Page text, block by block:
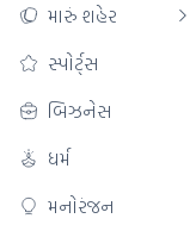
મારું શહેર
સ્પોર્ટ્સ
બિઝનેસ
ધર્મ
મનોરંજન